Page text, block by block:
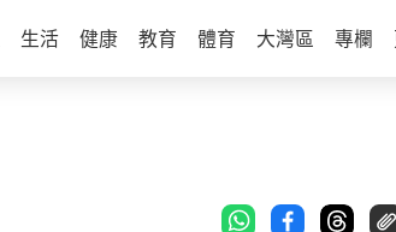
生活 健康 教育 體育 大灣區 專欄